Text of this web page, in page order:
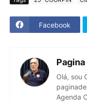
Facebook
Olá, sou
Agenda